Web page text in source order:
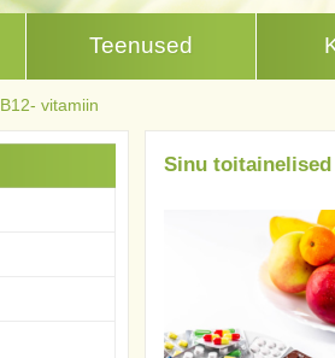
Teenused
B12- vitamiin
Sinu